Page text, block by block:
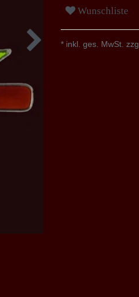
Wunschliste
* inkl. ges. MwSt.